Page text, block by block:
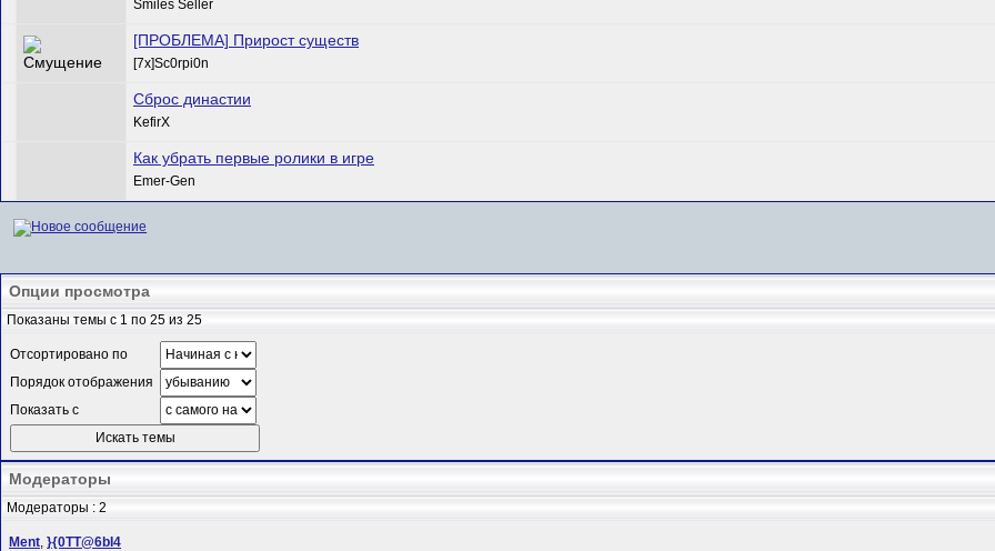
Smiles Seller
[ПРОБЛЕМА] Прирост существ
[7x]Sc0rpi0n
Сброс династии
KefirX
Как убрать первые ролики в игре
Emer-Gen
Опции просмотра
Показаны темы с 1 по 25 из 25
Отсортировано по
Порядок отображения
Показать с
Модераторы
Модераторы : 2
Ment }{0TT@6bI4